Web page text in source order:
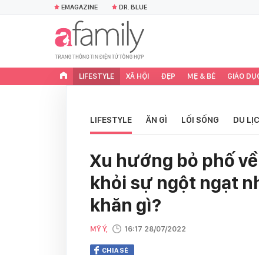
EMAGAZINE DR. BLUE
LIFESTYLE XÃ HỘI ĐẸP MẸ & BÉ GIÁO
LIFESTYLE ĂN GÌ LỐI SỐNG DU
Xu hướng bỏ phố
khỏi sự ngột ngạt
khăn gì?
MỸ Ý, 16:17 28/07/2022
CHIA SẺ